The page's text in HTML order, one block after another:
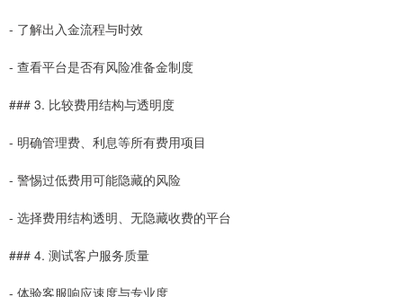
- 了解出入金流程与时效
- 查看平台是否有风险准备金制度
### 3. 比较费用结构与透明度
- 明确管理费、利息等所有费用项目
- 警惕过低费用可能隐藏的风险
- 选择费用结构透明、无隐藏收费的平台
### 4. 测试客户服务质量
- 体验客服响应速度与专业度